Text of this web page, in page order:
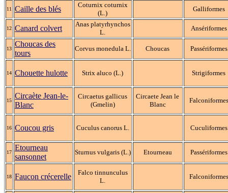
11 Caille des blés
Coturnix coturnix
(L.)
Galliformes
12 Canard colvert
Anas platyrhynchos
L.
Ansériformes
13
Choucas des
tours
Corvus monedula L. Choucas Passériformes
14 Chouette hulotte Strix aluco (L.) Strigiformes
15
Circaète Jean-le-
Blanc
Circaetus gallicus
(Gmelin)
Circaete Jean le
Blanc
Falconiformes
16 Coucou gris Cuculus canorus L. Cuculiformes
17
Etourneau
sansonnet
Sturnus vulgaris (L.) Etourneau Passériformes
18 Faucon crécerelle
Falco tinnunculus
L.
Falconiformes